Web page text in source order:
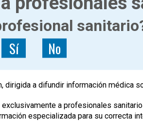
, prebioticos, probioticos,
Sí No
dirigida a difundir información médica
a profesionales
especializada para su correcta